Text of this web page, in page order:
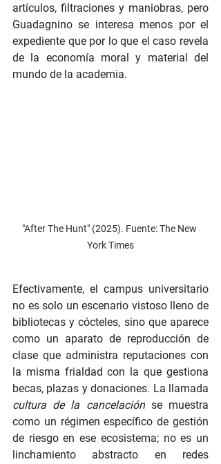
artículos, filtraciones y maniobras, pero
Guadagnino se interesa menos por el
expediente que por lo que el caso revela
de la economía moral y material del
mundo de la academia.
"After The Hunt" (2025). Fuente: The New
York Times
Efectivamente, el campus universitario
no es solo un escenario vistoso lleno de
bibliotecas y cócteles, sino que aparece
como un aparato de reproducción de
clase que administra reputaciones con
la misma frialdad con la que gestiona
cultura de la cancelación se muestra
como un régimen específico de gestión
de riesgo en ese ecosistema; no es un
linchamiento abstracto en redes